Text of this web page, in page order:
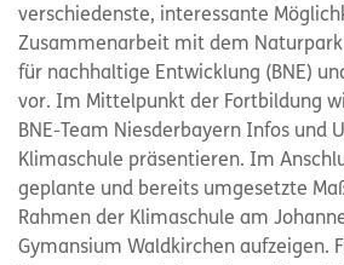
verschiedenste, interessante
Zusammenarbeit mit dem
für nachhaltige Entwicklung (BNE)
vor. Im Mittelpunkt der Fortbildung
BNE-Team Niesderbayern Infos und
Klimaschule präsentieren. Im
geplante und bereits umgesetzte
Rahmen der Klimaschule am
Gymansium Waldkirchen aufzeigen.